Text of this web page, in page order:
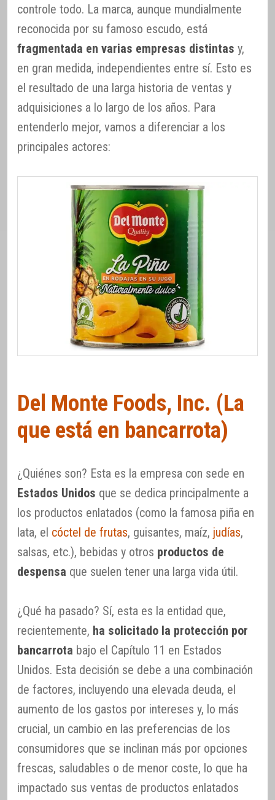
controle todo. La marca, aunque mundialmente
reconocida por su famoso escudo, está
fragmentada en varias empresas distintas y,
en gran medida, independientes entre sí. Esto es
el resultado de una larga historia de ventas y
adquisiciones a lo largo de los años. Para
entenderlo mejor, vamos a diferenciar a los
principales actores:
Del Monte Foods, Inc. (La
que está en bancarrota)
¿Quiénes son? Esta es la empresa con sede en
Estados Unidos que se dedica principalmente a
los productos enlatados (como la famosa piña en
lata, el cóctel de frutas, guisantes, maíz, judías,
salsas, etc.), bebidas y otros productos de
despensa que suelen tener una larga vida útil.
¿Qué ha pasado? Sí, esta es la entidad que,
recientemente, ha solicitado la protección por
bancarrota bajo el Capítulo 11 en Estados
Unidos. Esta decisión se debe a una combinación
de factores, incluyendo una elevada deuda, el
aumento de los gastos por intereses y, lo más
crucial, un cambio en las preferencias de los
consumidores que se inclinan más por opciones
frescas, saludables o de menor coste, lo que ha
impactado sus ventas de productos enlatados